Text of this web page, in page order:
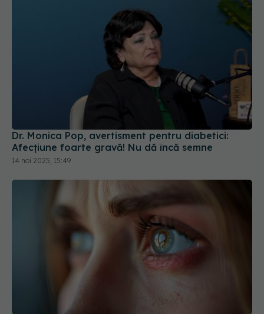
Dr. Monica Pop, avertisment pentru diabetici:
Afecțiune foarte gravă! Nu dă încă semne
14 noi 2025, 15:49